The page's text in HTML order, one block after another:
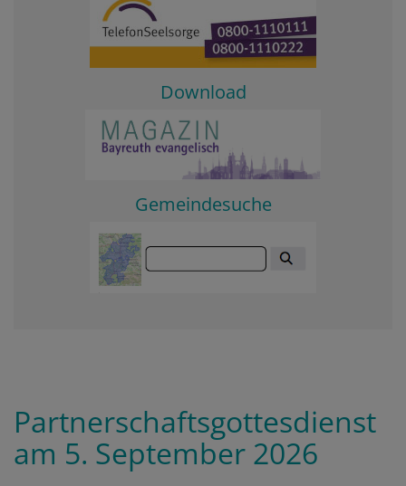
Download
Gemeindesuche
Partnerschaftsgottesdienst
am 5. September 2026